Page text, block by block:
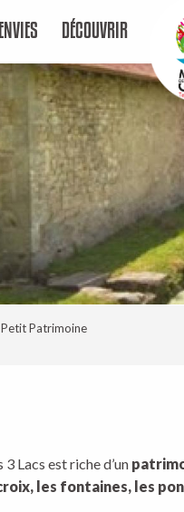
ENVIES DÉCOUVRIR
Petit Patrimoine
favoris
Lacs est riche d’un
les fontaines, les